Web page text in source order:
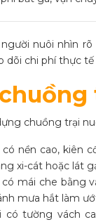
nuôi nhìn
dõi chi phí thực
chuồng trại
nền cao, kiên
xi-cát hoặc lát
mái che bằng
mưa hắt làm
có tường vách